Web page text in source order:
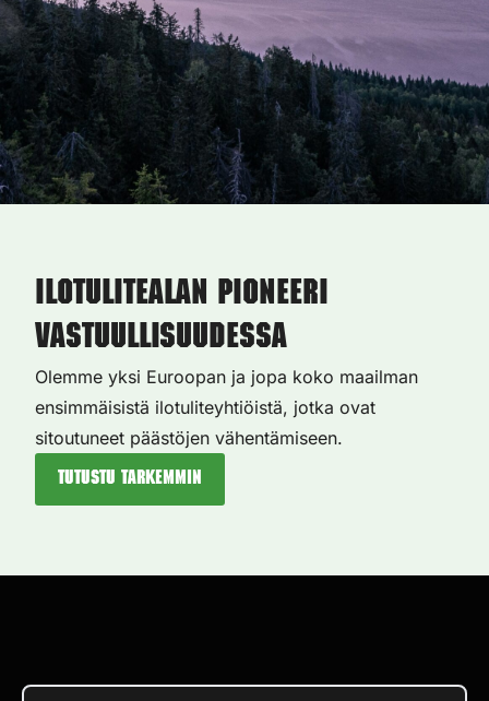
Ilotulitealan pioneeri
vastuullisuudessa
Olemme yksi Euroopan ja jopa koko maailman
ensimmäisistä ilotuliteyhtiöistä, jotka ovat
sitoutuneet päästöjen vähentämiseen.
Tutustu tarkemmin